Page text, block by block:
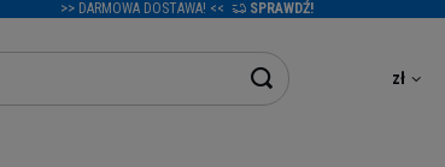
>> DARMOWA DOSTAWA! << SPRAWDŹ!
zł